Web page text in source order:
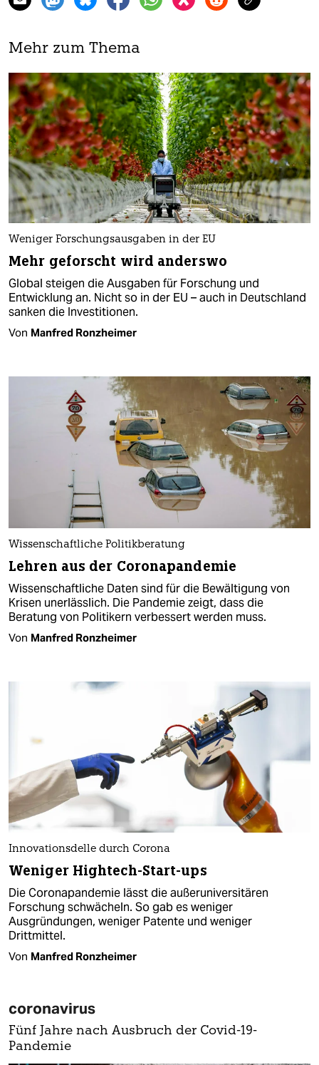
Mehr zum Thema
Weniger Forschungsausgaben in der EU
Mehr geforscht wird anderswo
Global steigen die Ausgaben für Forschung und
Entwicklung an. Nicht so in der EU – auch in Deutschland
sanken die Investitionen.
Von Manfred Ronzheimer
Wissenschaftliche Politik­beratung
Lehren aus der Coronapandemie
Wissenschaftliche Daten sind für die Bewältigung von
Krisen unerlässlich. Die Pandemie zeigt, dass die
Beratung von Politikern verbessert werden muss.
Von Manfred Ronzheimer
Innovationsdelle durch Corona
Weniger Hightech-Start-ups
Die Coronapandemie lässt die außeruniversitären
Forschung schwächeln. So gab es weniger
Ausgründungen, weniger Patente und weniger
Drittmittel.
Von Manfred Ronzheimer
coronavirus
Fünf Jahre nach Ausbruch der Covid-19-
Pandemie